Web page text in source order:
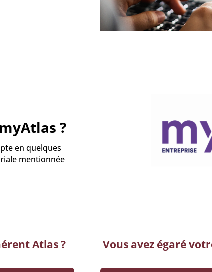
?
en quelques
mentionnée
Atlas ? Vous avez égaré